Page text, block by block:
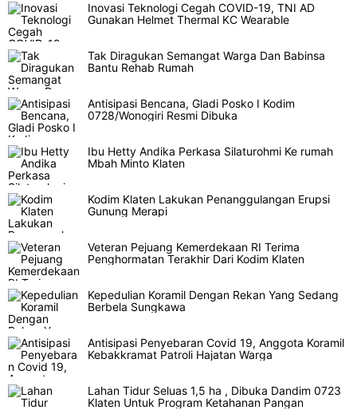
Inovasi Teknologi Cegah COVID-19, TNI AD
Gunakan Helmet Thermal KC Wearable
Tak Diragukan Semangat Warga Dan Babinsa
Bantu Rehab Rumah
Antisipasi Bencana, Gladi Posko I Kodim
0728/Wonogiri Resmi Dibuka
Ibu Hetty Andika Perkasa Silaturohmi Ke rumah
Mbah Minto Klaten
Kodim Klaten Lakukan Penanggulangan Erupsi
Gunung Merapi
Veteran Pejuang Kemerdekaan RI Terima
Penghormatan Terakhir Dari Kodim Klaten
Kepedulian Koramil Dengan Rekan Yang Sedang
Berbela Sungkawa
Antisipasi Penyebaran Covid 19, Anggota Koramil
Kebakkramat Patroli Hajatan Warga
Lahan Tidur Seluas 1,5 ha , Dibuka Dandim 0723
Klaten Untuk Program Ketahanan Pangan